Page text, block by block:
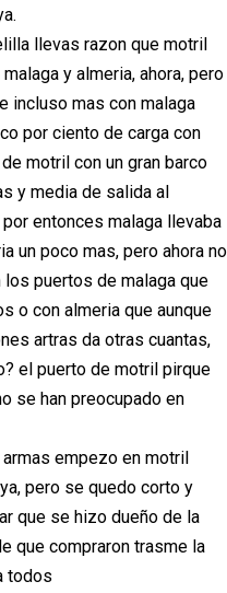
llevas razon que motril
y almeria, ahora, pero
incluso mas con malaga
por ciento de carga con
motril con un gran barco
y media de salida al
entonces malaga llevaba
un poco mas, pero ahora no
puertos de malaga que
o con almeria que aunque
artras da otras cuantas,
el puerto de motril pirque
se han preocupado en
empezo en motril
pero se quedo corto y
que se hizo dueño de la
que compraron trasme la
todos